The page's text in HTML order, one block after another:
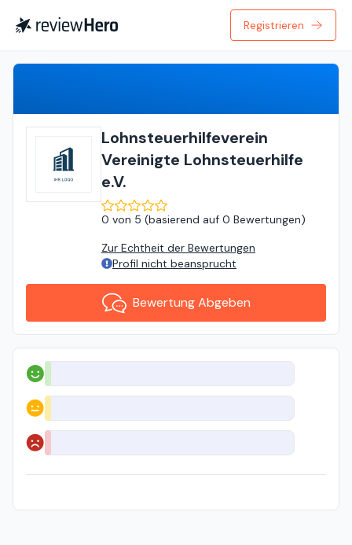
Registrieren
Lohnsteuerhilfeverein
Vereinigte Lohnsteuerhilfe
e.V.
0 von 5 (basierend auf 0 Bewertungen)
Zur Echtheit der Bewertungen
Profil nicht beansprucht
Bewertung Abgeben
Positiv
Neutral
Negativ